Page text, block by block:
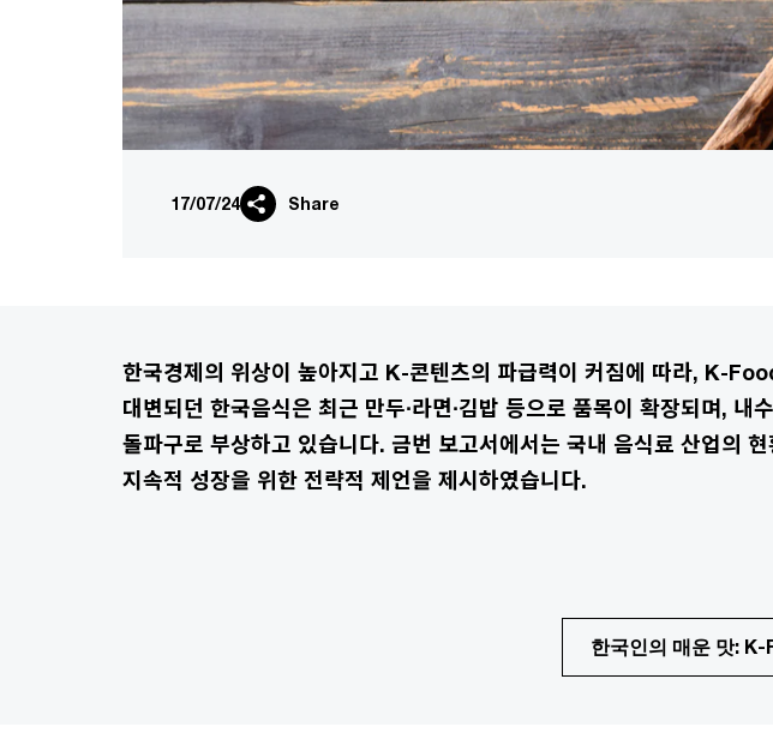
17/07/24 Share
한국경제의 위상이 높아지고 K-콘텐츠의 파급력이 커짐에 따라, K-
대변되던 한국음식은 최근 만두∙라면∙김밥 등으로 품목이 확장되며,
돌파구로 부상하고 있습니다. 금번 보고서에서는 국내 음식료 산업의
지속적 성장을 위한 전략적 제언을 제시하였습니다.
한국인의 매운 맛: